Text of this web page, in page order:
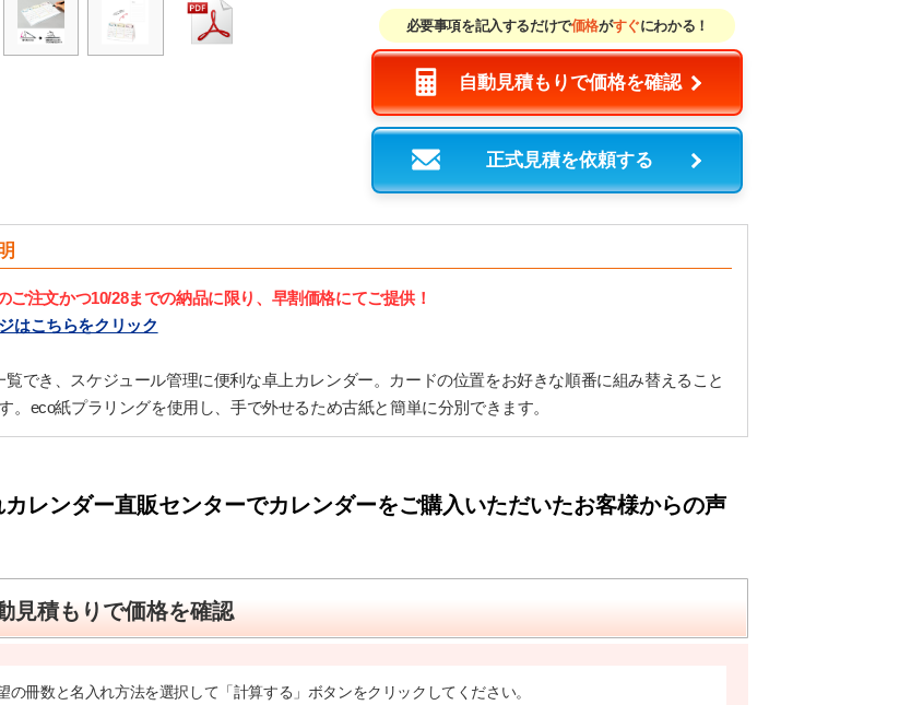
必要事項を記入するだけで価格がすぐにわかる！
自動見積もりで価格を確認
正式見積を依頼する
ご注文かつ10/28までの納品に限り、早割価格にてご提供！
はこちらをクリック
覧でき、スケジュール管理に便利な卓上カレンダー。カードの位置をお好きな順番に組み替えること
。eco紙プラリングを使用し、手で外せるため古紙と簡単に分別できます。
カレンダー直販センターでカレンダーをご購入いただいたお客様からの声
見積もりで価格を確認
の冊数と名入れ方法を選択して「計算する」ボタンをクリックしてください。